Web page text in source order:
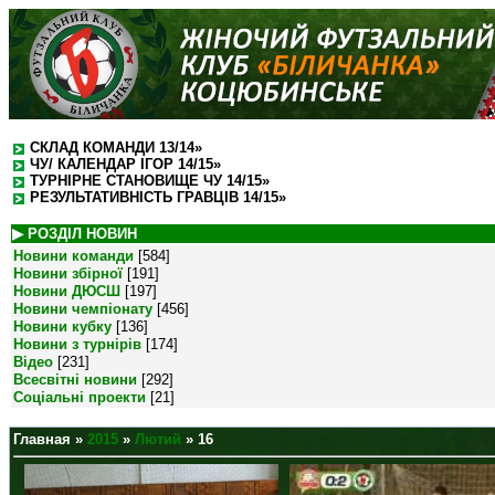
СКЛАД КОМАНДИ 13/14»
ЧУ/ КАЛЕНДАР ІГОР 14/15»
ТУРНІРНЕ СТАНОВИЩЕ ЧУ 14/15»
РЕЗУЛЬТАТИВНІСТЬ ГРАВЦІВ 14/15»
▶ РОЗДІЛ НОВИН
Новини команди [584]
Новини збірної [191]
Новини ДЮСШ [197]
Новини чемпіонату [456]
Новини кубку [136]
Новини з турнірів [174]
Відео [231]
Всесвітні новини [292]
Соціальні проекти [21]
Главная » 2015 » Лютий » 16